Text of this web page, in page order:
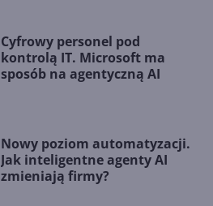
Cyfrowy personel pod
kontrolą IT. Microsoft ma
sposób na agentyczną AI
Nowy poziom automatyzacji.
Jak inteligentne agenty AI
zmieniają firmy?